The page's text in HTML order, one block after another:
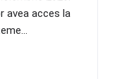
avea acces la